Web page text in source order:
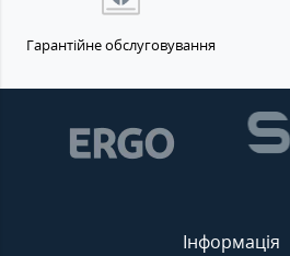
Гарантійне обслуговування
Інформація